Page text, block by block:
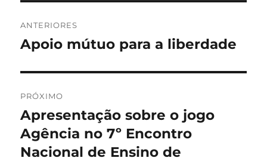
de
ANTERIORES
Post
Apoio mútuo para a liberdade
PRÓXIMO
Próximo
post:
Apresentação sobre o jogo
Agência no 7º Encontro
Nacional de Ensino de